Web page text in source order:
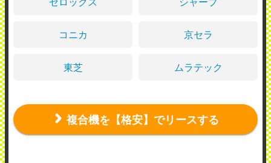
コニカ 京セラ
東芝 ムラテック
複合機を【格安】でリースする